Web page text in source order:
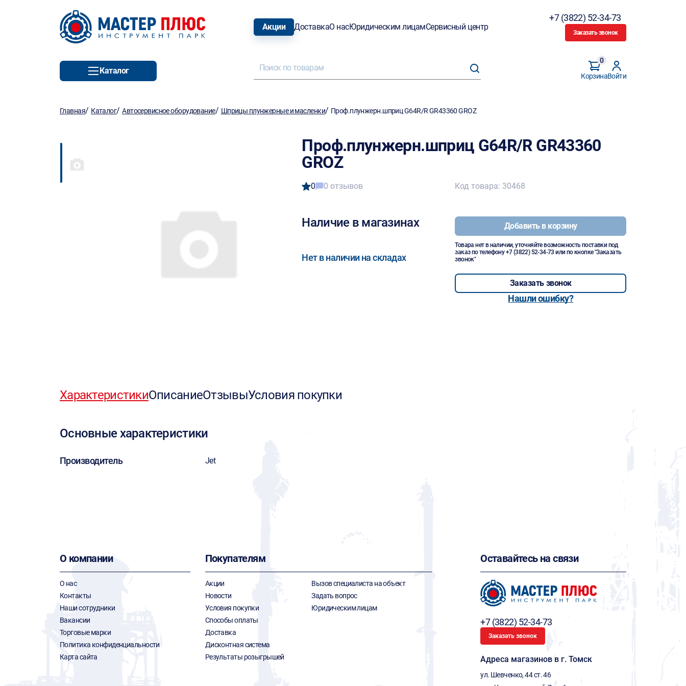
Акции ДоставкаО насЮридическим лицамСервисный центр
+7 (3822) 52-34-73
Заказать звонок
Каталог
Корзина
0
Войти
Главная/ Каталог/Автосервисное оборудование/ Шприцы плунжерные и масленки/ Проф.плунжерн.шприц G64R/R GR43360 GROZ
Проф.плунжерн.шприц G64R/R GR43360
GROZ
0 0 отзывов
Наличие в магазинах
Нет в наличии на складах
Код товара: 30468
Добавить в корзину
Товара нет в наличии, уточняйте возможность поставки под
заказ по телефону+7 (3822) 52-34-73 или по кнопке "Заказать
звонок"
Заказать звонок
Нашли ошибку?
ХарактеристикиОписаниеОтзывыУсловия покупки
Основные характеристики
Производитель Jet
О компании
О нас
Контакты
Наши сотрудники
Вакансии
Торговые марки
Политика конфиденциальности
Карта сайта
Покупателям
Акции
Новости
Условия покупки
Способы оплаты
Доставка
Дисконтная система
Результаты розыгрышей
Вызов специалиста на объект
Задать вопрос
Юридическим лицам
Оставайтесь на связи
+7 (3822) 52-34-73
Заказать звонок
Адреса магазинов в г. Томск
ул. Шевченко, 44 ст. 46